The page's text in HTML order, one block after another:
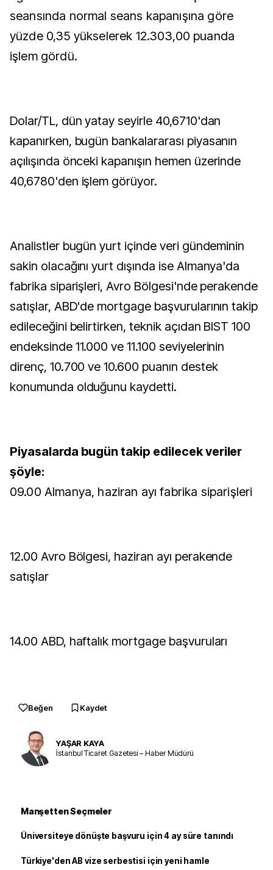
seansında normal seans kapanışına göre
yüzde 0,35 yükselerek 12.303,00 puanda
işlem gördü.
Dolar/TL, dün yatay seyirle 40,6710'dan
kapanırken, bugün bankalararası piyasanın
açılışında önceki kapanışın hemen üzerinde
40,6780'den işlem görüyor.
Analistler bugün yurt içinde veri gündeminin
sakin olacağını yurt dışında ise Almanya'da
fabrika siparişleri, Avro Bölgesi'nde perakende
satışlar, ABD'de mortgage başvurularının takip
edileceğini belirtirken, teknik açıdan BIST 100
endeksinde 11.000 ve 11.100 seviyelerinin
direnç, 10.700 ve 10.600 puanın destek
konumunda olduğunu kaydetti.
Piyasalarda bugün takip edilecek veriler
şöyle:
09.00 Almanya, haziran ayı fabrika siparişleri
12.00 Avro Bölgesi, haziran ayı perakende
satışlar
14.00 ABD, haftalık mortgage başvuruları
Beğen Kaydet
YAŞAR KAYA
İstanbul Ticaret Gazetesi – Haber Müdürü
Manşetten Seçmeler
Üniversiteye dönüşte başvuru için 4 ay süre tanındı
Türkiye'den AB vize serbestisi için yeni hamle